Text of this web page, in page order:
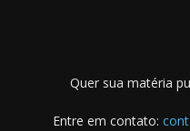
Quer sua matéria
Entre em contato: